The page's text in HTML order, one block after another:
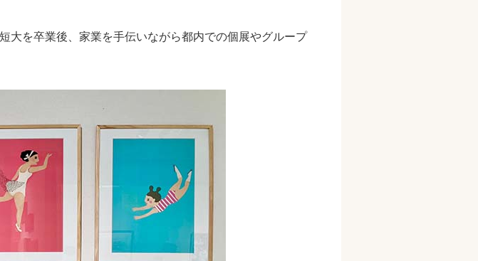
大を卒業後、家業を手伝いながら都内での個展やグループ